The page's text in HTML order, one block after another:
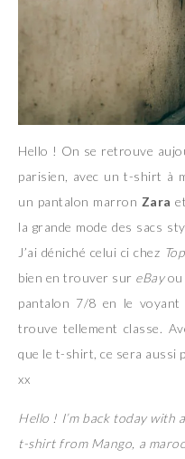
Hello ! On se retrouve
parisien, avec un t-shirt à
un pantalon marron Zara
la grande mode des sacs
J’ai déniché celui ci chez
bien en trouver sur eBayou
pantalon 7/8 en le voyant
trouve tellement classe.
que le t-shirt, ce sera aussi
xx
Hello ! I’m back today with
t-shirt from Mango, a